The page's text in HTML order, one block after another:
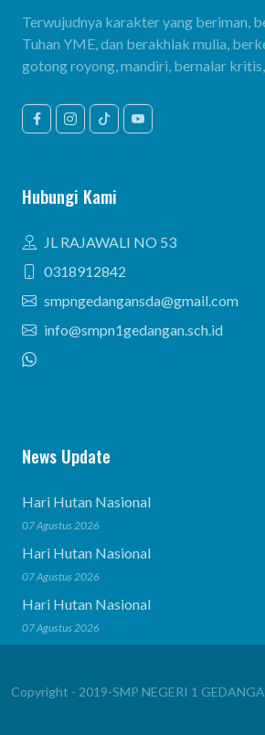
Terwujudnya karakter yang beriman,
Tuhan YME, dan berakhlak mulia,
gotong royong, mandiri, bernalar
Hubungi Kami
JL RAJAWALI NO 53
0318912842
smpngedangansda@gmail.com
info@smpn1gedangan.sch.id
News Update
Hari Hutan Nasional
07 Agustus 2026
Hari Hutan Nasional
07 Agustus 2026
Hari Hutan Nasional
07 Agustus 2026
Copyright - 2019-SMP NEGERI 1